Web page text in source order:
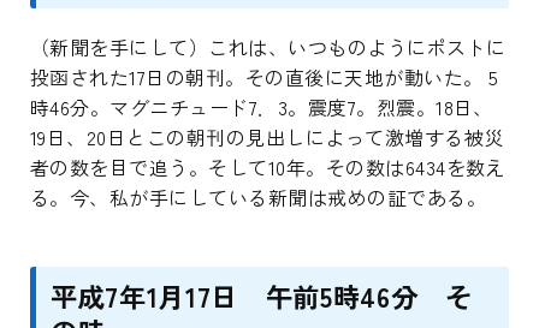
（新聞を手にして）これは、いつものようにポストに
投函された17日の朝刊。その直後に天地が動いた。 5
時46分。マグニチュード7．3。震度7。烈震。18日、
19日、20日とこの朝刊の見出しによって激増する被災
者の数を目で追う。そして10年。その数は6434を数え
る。今、私が手にしている新聞は戒めの証である。
平成7年1月17日 午前5時46分 そ